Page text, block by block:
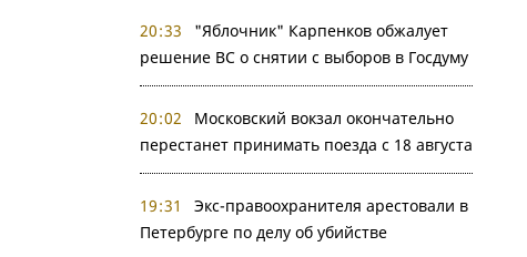
20:33
"Яблочник" Карпенков обжалует
решение ВС о снятии с выборов в Госдуму
20:02
Московский вокзал окончательно
перестанет принимать поезда с 18 августа
19:31
Экс-правоохранителя арестовали в
Петербурге по делу об убийстве